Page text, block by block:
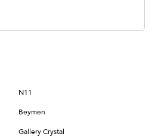
N11
Beymen
Gallery Crystal